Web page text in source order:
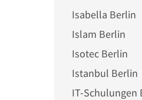
Isabella Berlin
Islam Berlin
Isotec Berlin
Istanbul Berlin
IT-Schulungen